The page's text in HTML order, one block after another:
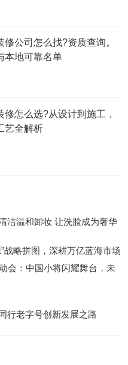
修公司怎么找?资质查询。
本地可靠名单
修怎么选?从设计到施工，
艺全解析
洁温和卸妆 让洗脸成为奢华
战略拼图，深耕万亿蓝海市场
会：中国小将闪耀舞台，未
行老字号创新发展之路